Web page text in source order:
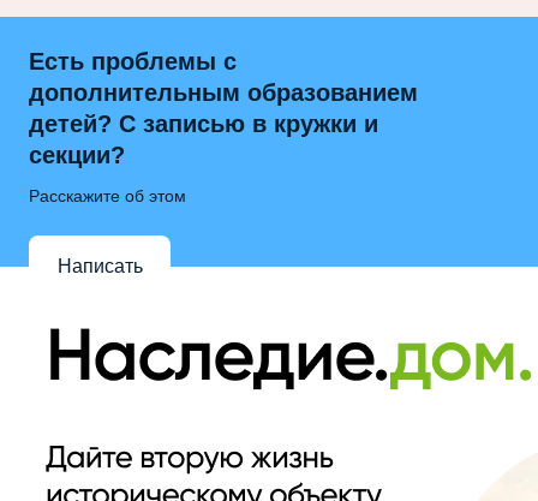
Есть проблемы с
дополнительным образованием
детей? С записью в кружки и
секции?
Расскажите об этом
Написать